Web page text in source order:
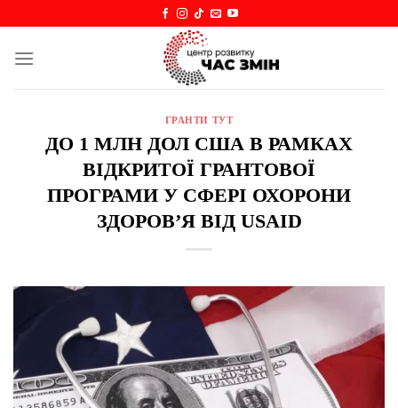
content
ГРАНТИ ТУТ
ДО 1 МЛН ДОЛ США В РАМКАХ
ВІДКРИТОЇ ГРАНТОВОЇ
ПРОГРАМИ У СФЕРІ ОХОРОНИ
ЗДОРОВ’Я ВІД USAID